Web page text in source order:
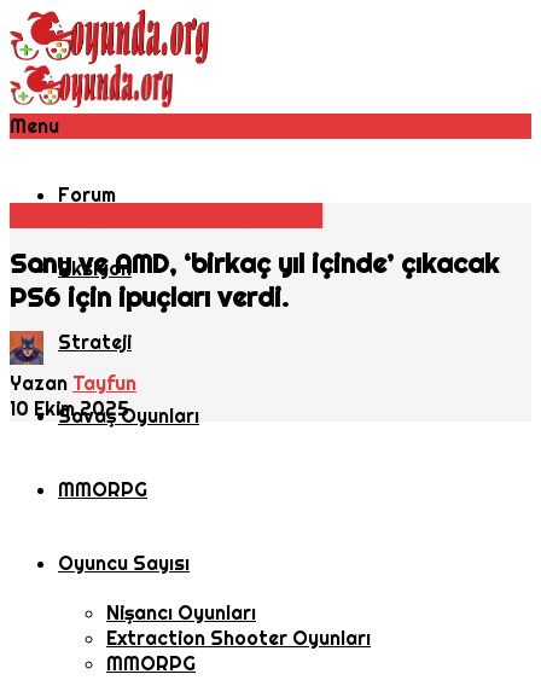
Menu
Forum
Aksiyon
Strateji
Savaş Oyunları
MMORPG
Oyuncu Sayısı
Nişancı Oyunları
Extraction Shooter Oyunları
MMORPG
Sony ve AMD, ‘birkaç yıl içinde’ çıkacak
PS6 için ipuçları verdi.
Yazan Tayfun
10 Ekim 2025